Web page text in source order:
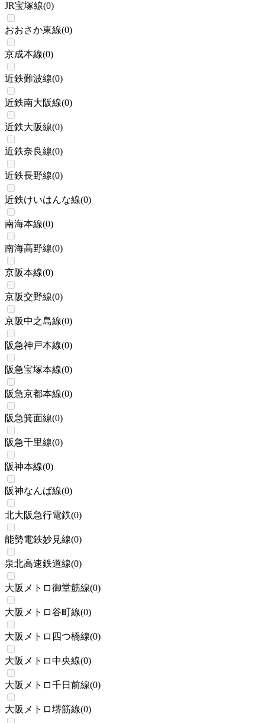
JR宝塚線(0)
おおさか東線(0)
京成本線(0)
近鉄難波線(0)
近鉄南大阪線(0)
近鉄大阪線(0)
近鉄奈良線(0)
近鉄長野線(0)
近鉄けいはんな線(0)
南海本線(0)
南海高野線(0)
京阪本線(0)
京阪交野線(0)
京阪中之島線(0)
阪急神戸本線(0)
阪急宝塚本線(0)
阪急京都本線(0)
阪急箕面線(0)
阪急千里線(0)
阪神本線(0)
阪神なんば線(0)
北大阪急行電鉄(0)
能勢電鉄妙見線(0)
泉北高速鉄道線(0)
大阪メトロ御堂筋線(0)
大阪メトロ谷町線(0)
大阪メトロ四つ橋線(0)
大阪メトロ中央線(0)
大阪メトロ千日前線(0)
大阪メトロ堺筋線(0)